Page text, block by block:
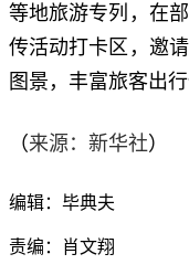
等地旅游专列，在
传活动打卡区，邀
图景，丰富旅客出行
（来源：新华社）
编辑：毕典夫
责编：肖文翔